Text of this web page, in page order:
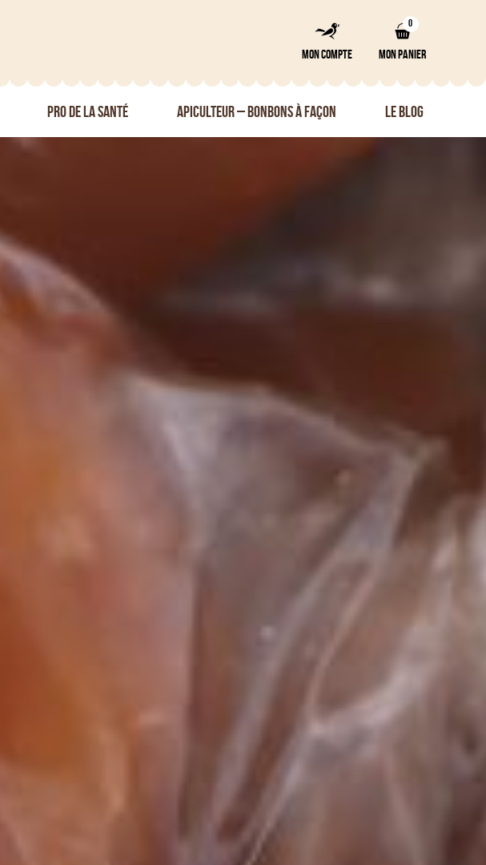
MON COMPTE MON PANIER
0
PRO DE LA SANTÉ APICULTEUR – BONBONS À FAÇON LE BLOG